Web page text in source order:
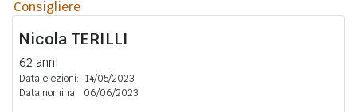
Consigliere
Nicola TERILLI
62 anni
Data elezioni: 14/05/2023
Data nomina:
06/06/2023